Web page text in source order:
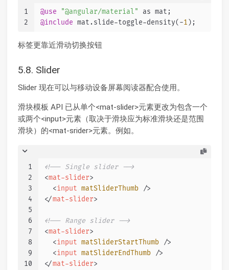
1
2
@use "@angular/material" as mat;
@include mat.slide-toggle-density(-1 );
标签更靠近滑动切换按钮
5.8. Slider
Slider 现在可以与移动设备屏幕阅读器配合使用。
滑块模板 API 已从单个<mat-slider>元素更改为包含一个
或两个<input>元素（取决于滑块应为标准滑块还是范围
滑块）的<mat-srider>元素。例如。
1
2
3
4
5
6
7
8
9
10
<!-- Single slider -->
<mat-slider>
<input matSliderThumb />
</mat-slider>
<!-- Range slider -->
<mat-slider>
<input matSliderStartThumb />
<input matSliderEndThumb />
</mat-slider>